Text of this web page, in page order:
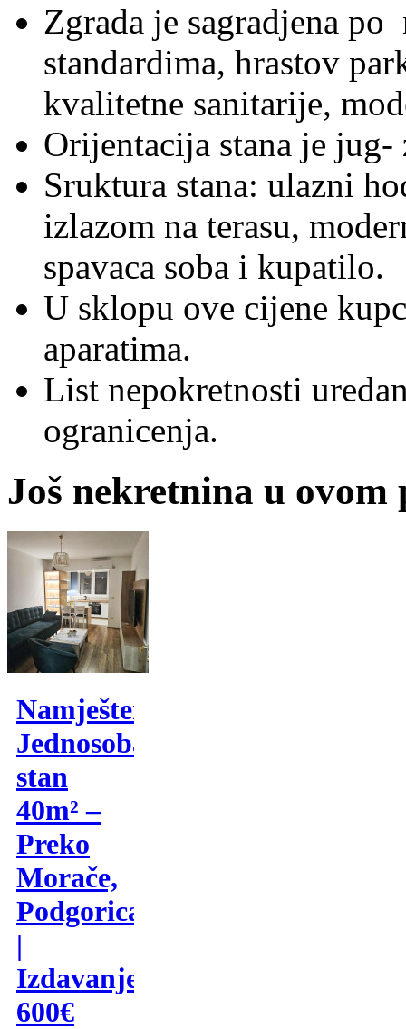
Zgrada je sagradjena
standardima, hrastov
kvalitetne sanitarije,
Orijentacija stana je jug-
Sruktura stana: ulazni
izlazom na terasu,
spavaca soba i kupatilo.
U sklopu ove cijene
aparatima.
List nepokretnosti
ogranicenja.
Još nekretnina u ovom
Namješten
Jednosoban
stan
40m² –
Preko
Morače,
Podgorica
|
Izdavanje
600€